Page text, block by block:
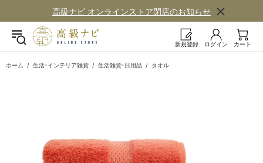
高級ナビ オンラインストア閉店の​お知らせ
新規登録 ログイン カート
ホーム 生活・インテリア雑貨 生活雑貨・日用品 タオル